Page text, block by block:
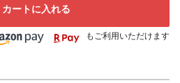
カートに入れる
もご利用いただけます